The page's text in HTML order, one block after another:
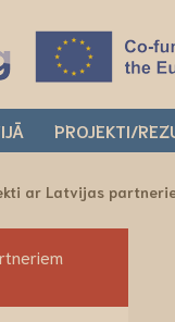
PROJEKTI/
ar Latvijas